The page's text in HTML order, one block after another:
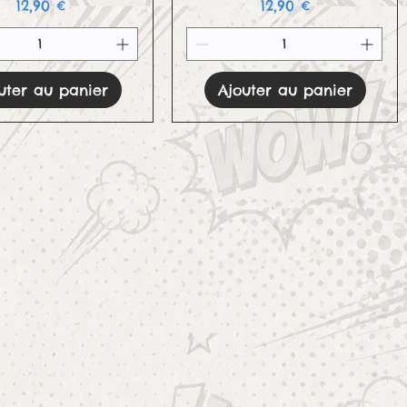
Prix
12,90 €
au panier
Prix
12,90 €
Ajouter au panier